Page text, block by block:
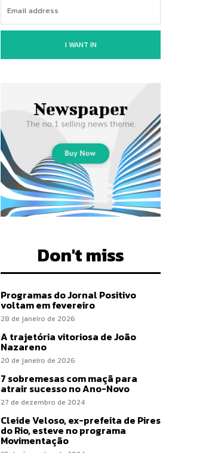
I WANT IN
Don't miss
Programas do Jornal Positivo
voltam em fevereiro
28 de janeiro de 2026
A trajetória vitoriosa de João
Nazareno
20 de janeiro de 2026
7 sobremesas com maçã para
atrair sucesso no Ano-Novo
27 de dezembro de 2024
Cleide Veloso, ex-prefeita de Pires
do Rio, esteve no programa
Movimentação